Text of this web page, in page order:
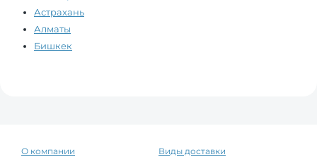
Астрахань
Алматы
Бишкек
О компании Виды доставки